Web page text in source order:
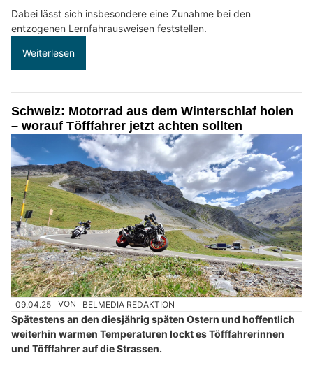
Dabei lässt sich insbesondere eine Zunahme bei den
entzogenen Lernfahrausweisen feststellen.
Weiterlesen
Schweiz: Motorrad aus dem Winterschlaf holen
– worauf Töfffahrer jetzt achten sollten
09.04.25 VON BELMEDIA REDAKTION
Spätestens an den diesjährig späten Ostern und hoffentlich
weiterhin warmen Temperaturen lockt es Töfffahrerinnen
und Töfffahrer auf die Strassen.